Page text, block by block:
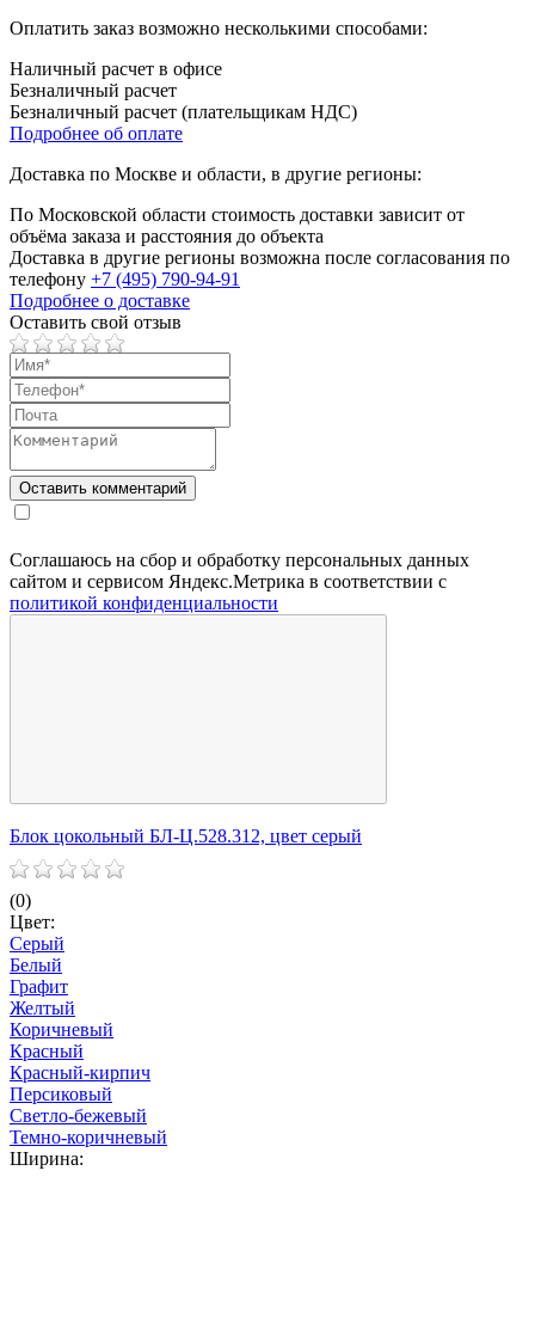
Оплатить заказ возможно несколькими способами:
Наличный расчет в офисе
Безналичный расчет
Безналичный расчет (плательщикам НДС)
Подробнее об оплате
Доставка по Москве и области, в другие регионы:
По Московской области стоимость доставки зависит от
объёма заказа и расстояния до объекта
Доставка в другие регионы возможна после согласования по
телефону +7 (495) 790-94-91
Подробнее о доставке
Оставить свой отзыв
Соглашаюсь на сбор и обработку персональных данных
сайтом и сервисом Яндекс.Метрика в соответствии с
политикой конфиденциальности
Блок цокольный БЛ-Ц.528.312, цвет серый
(0)
Цвет:
Серый
Белый
Графит
Желтый
Коричневый
Красный
Красный-кирпич
Персиковый
Светло-бежевый
Темно-коричневый
Ширина: